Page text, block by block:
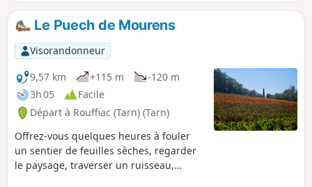
Le Puech de Mourens
Visorandonneur
9,57 km
+115 m
-120 m
3h 05
Facile
Départ à Rouffiac (Tarn) (Tarn)
Offrez-vous quelques heures à fouler
un sentier de feuilles sèches, regarder
le paysage, traverser un ruisseau,